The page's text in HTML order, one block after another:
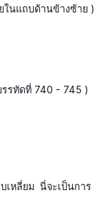
ในแถบด้านข้างซ้าย )
รรทัดที่ 740 - 745 )
เหลี่ยม นี่จะเป็นการ